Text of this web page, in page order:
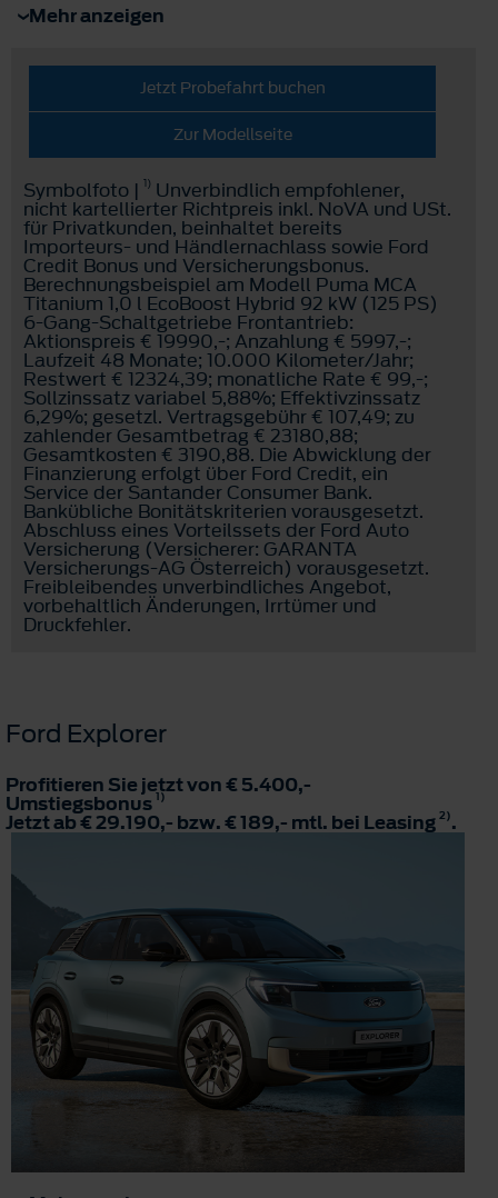
Mehr anzeigen
Jetzt Probefahrt buchen
Zur Modellseite
Symbolfoto | 1) Unverbindlich empfohlener,
nicht kartellierter Richtpreis inkl. NoVA und USt.
für Privatkunden, beinhaltet bereits
Importeurs- und Händlernachlass sowie Ford
Credit Bonus und Versicherungsbonus.
Berechnungsbeispiel am Modell Puma MCA
Titanium 1,0 l EcoBoost Hybrid 92 kW (125 PS)
6-Gang-Schaltgetriebe Frontantrieb:
Aktionspreis € 19990,-; Anzahlung € 5997,-;
Laufzeit 48 Monate; 10.000 Kilometer/Jahr;
Restwert € 12324,39; monatliche Rate € 99,-;
Sollzinssatz variabel 5,88%; Effektivzinssatz
6,29%; gesetzl. Vertragsgebühr € 107,49; zu
zahlender Gesamtbetrag € 23180,88;
Gesamtkosten € 3190,88. Die Abwicklung der
Finanzierung erfolgt über Ford Credit, ein
Service der Santander Consumer Bank.
Bankübliche Bonitätskriterien vorausgesetzt.
Abschluss eines Vorteilssets der Ford Auto
Versicherung (Versicherer: GARANTA
Versicherungs-AG Österreich) vorausgesetzt.
Freibleibendes unverbindliches Angebot,
vorbehaltlich Änderungen, Irrtümer und
Druckfehler.
Ford Explorer
Profitieren Sie jetzt von € 5.400,-
Umstiegsbonus 1)
Jetzt ab € 29.190,- bzw. € 189,- mtl. bei Leasing 2).